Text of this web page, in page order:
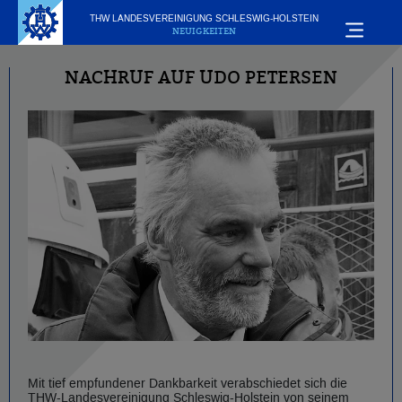
THW LANDESVEREINIGUNG SCHLESWIG-HOLSTEIN
NEUIGKEITEN
NACHRUF AUF UDO PETERSEN
Mit tief empfundener Dankbarkeit verabschiedet sich die
THW-Landesvereinigung Schleswig-Holstein von seinem